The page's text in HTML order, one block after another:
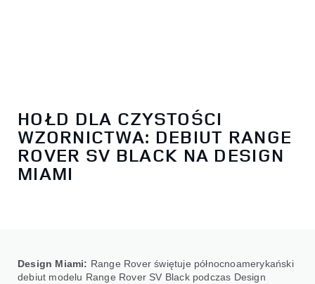
HOŁD DLA CZYSTOŚCI
WZORNICTWA: DEBIUT RANGE
ROVER SV BLACK NA DESIGN
MIAMI
Design Miami: Range Rover świętuje północnoamerykański
debiut modelu Range Rover SV Black podczas Design